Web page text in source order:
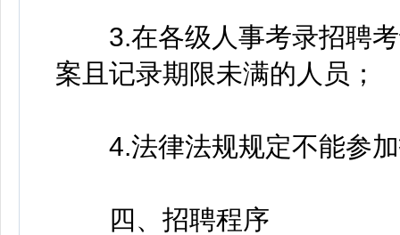
3.在各级人事考录招聘考
案且记录期限未满的人员；
4.法律法规规定不能参加
四、招聘程序